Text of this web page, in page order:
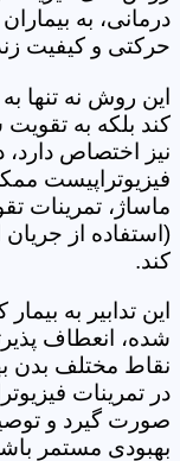
درمانی، به
حرکتی و کیفیت
این روش نه تنها
کند بلکه به
نیز اختصاص دارد،
فیزیوتراپیست
ماساژ، تمرینات
(استفاده از جریان
کند.
این تدابیر به
شده، انعطاف
نقاط مختلف بدن
در تمرینات
صورت گیرد و
بهبودی مستمر